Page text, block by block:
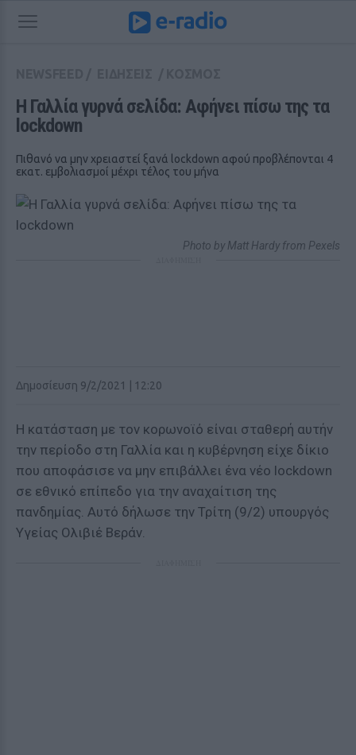
Η Γαλλία γυρνά σελίδα: Aφήνει πίσω της τα
lockdown
Πιθανό να μην χρειαστεί ξανά lockdown αφού προβλέπονται 4
εκατ. εμβολιασμοί μέχρι τέλος του μήνα
Photo by Matt Hardy from Pexels
Δημοσίευση 9/2/2021 | 12:20
Η κατάσταση με τον κορωνοϊό είναι σταθερή αυτήν
την περίοδο στη Γαλλία και η κυβέρνηση είχε δίκιο
που αποφάσισε να μην επιβάλλει ένα νέο lockdown
σε εθνικό επίπεδο για την αναχαίτιση της
πανδημίας. Αυτό δήλωσε την Τρίτη (9/2) υπουργός
Υγείας Ολιβιέ Βεράν.